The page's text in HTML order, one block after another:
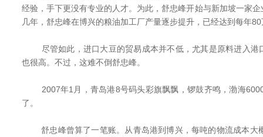
经验，手下更没有专业的人才。为此，舒忠峰开始与新加坡一家
几年，舒忠峰在博兴的粮油加工厂产量逐步提升，已经达到每年
尽管如此，进口大豆的贸易成本并不低，尤其是原料进入港
也很高。不过，这难不倒舒忠峰。
2007年1月，青岛港8号码头彩旗飘飘，锣鼓齐鸣，渤海
了。
舒忠峰曾算了一笔账。从青岛港到博兴，每吨的物流成本大